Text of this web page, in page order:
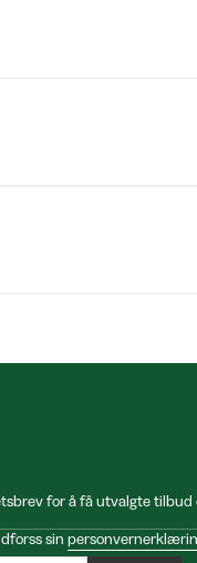
for å få utvalgte tilbud
sin